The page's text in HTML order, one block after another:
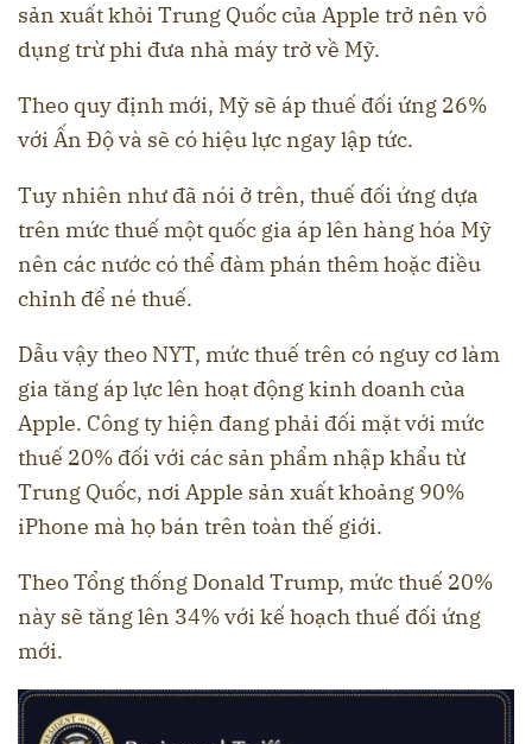
sản xuất khỏi Trung Quốc của Apple trở nên vô
dụng trừ phi đưa nhà máy trở về Mỹ.
Theo quy định mới, Mỹ sẽ áp thuế đối ứng 26%
với Ấn Độ và sẽ có hiệu lực ngay lập tức.
Tuy nhiên như đã nói ở trên, thuế đối ứng dựa
trên mức thuế một quốc gia áp lên hàng hóa Mỹ
nên các nước có thể đàm phán thêm hoặc điều
chỉnh để né thuế.
Dẫu vậy theo NYT, mức thuế trên có nguy cơ làm
gia tăng áp lực lên hoạt động kinh doanh của
Apple. Công ty hiện đang phải đối mặt với mức
thuế 20% đối với các sản phẩm nhập khẩu từ
Trung Quốc, nơi Apple sản xuất khoảng 90%
iPhone mà họ bán trên toàn thế giới.
Theo Tổng thống Donald Trump, mức thuế 20%
này sẽ tăng lên 34% với kế hoạch thuế đối ứng
mới.